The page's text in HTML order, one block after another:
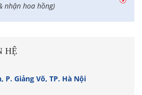
nhận hoa hồng)
HỆ
P. Giảng Võ, TP. Hà Nội